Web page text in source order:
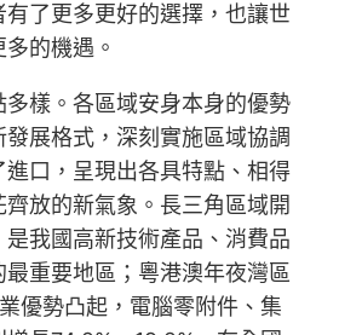
了更多更好的選擇，也讓世
的機遇。
樣。各區域安身本身的優勢
展格式，深刻實施區域協調
口，呈現出各具特點、相得
齊放的新氣象。長三角區域開
我國高新技術產品、消費品
重要地區；粵港澳年夜灣區
優勢凸起，電腦零附件、集